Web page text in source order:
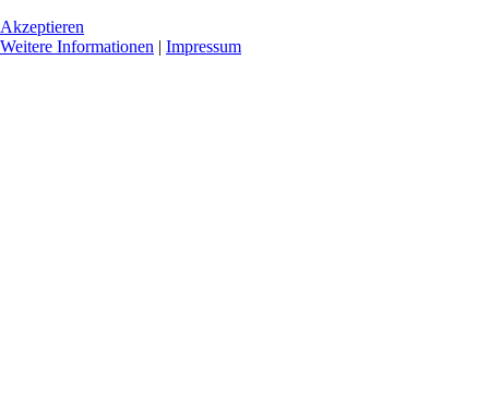
Akzeptieren
Weitere Informationen | Impressum